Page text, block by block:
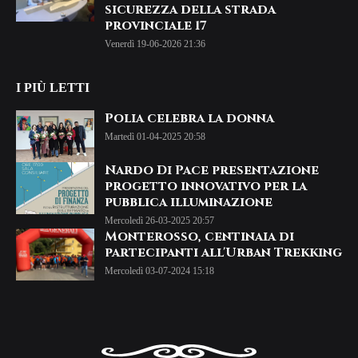
sicurezza della strada
provinciale 17
Venerdì 19-06-2026 21:36
I PIÙ LETTI
Polia celebra la donna
Martedì 01-04-2025 20:58
Nardo Di Pace presentazione
progetto innovativo per la
pubblica illuminazione
Mercoledì 26-03-2025 20:57
Monterosso, centinaia di
partecipanti all'Urban Trekking
Mercoledì 03-07-2024 15:18